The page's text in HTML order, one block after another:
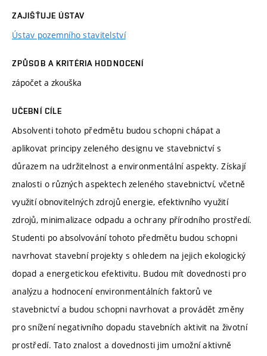
ZAJIŠŤUJE ÚSTAV
Ústav pozemního stavitelství
ZPŮSOB A KRITÉRIA HODNOCENÍ
zápočet a zkouška
UČEBNÍ CÍLE
Absolventi tohoto předmětu budou schopni chápat a
aplikovat principy zeleného designu ve stavebnictví s
důrazem na udržitelnost a environmentální aspekty. Získají
znalosti o různých aspektech zeleného stavebnictví, včetně
využití obnovitelných zdrojů energie, efektivního využití
zdrojů, minimalizace odpadu a ochrany přírodního prostředí.
Studenti po absolvování tohoto předmětu budou schopni
navrhovat stavební projekty s ohledem na jejich ekologický
dopad a energetickou efektivitu. Budou mít dovednosti pro
analýzu a hodnocení environmentálních faktorů ve
stavebnictví a budou schopni navrhovat a provádět změny
pro snížení negativního dopadu stavebních aktivit na životní
prostředí. Tato znalost a dovednosti jim umožní aktivně